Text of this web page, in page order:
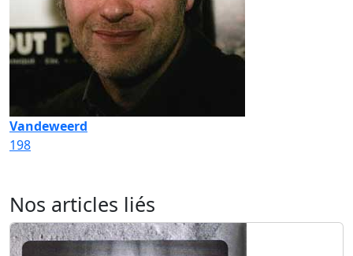
Vandeweerd
198
Nos articles liés